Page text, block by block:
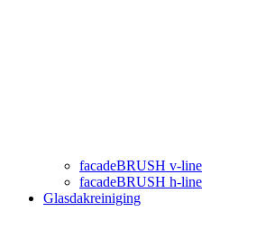
facadeBRUSH v-line
facadeBRUSH h-line
Glasdakreiniging